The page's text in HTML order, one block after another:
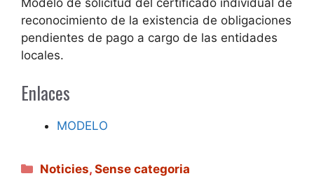
Modelo de solicitud del certificado individual de
reconocimiento de la existencia de obligaciones
pendientes de pago a cargo de las entidades
locales.
Enlaces
MODELO
Categories
Noticies,Sense categoria